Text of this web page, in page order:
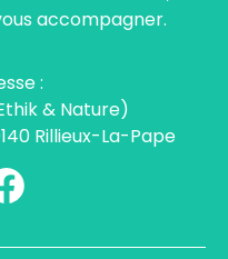
accompagner.
:
& Nature)
Rillieux-La-Pape